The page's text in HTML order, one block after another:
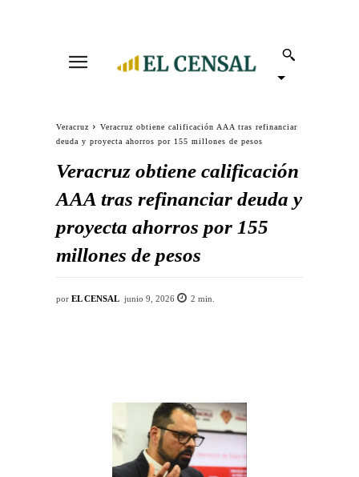
Veracruz
Veracruz obtiene calificación AAA tras refinanciar
deuda y proyecta ahorros por 155 millones de pesos
Veracruz obtiene calificación
AAA tras refinanciar deuda y
proyecta ahorros por 155
millones de pesos
por EL CENSAL junio 9, 2026 2 min.